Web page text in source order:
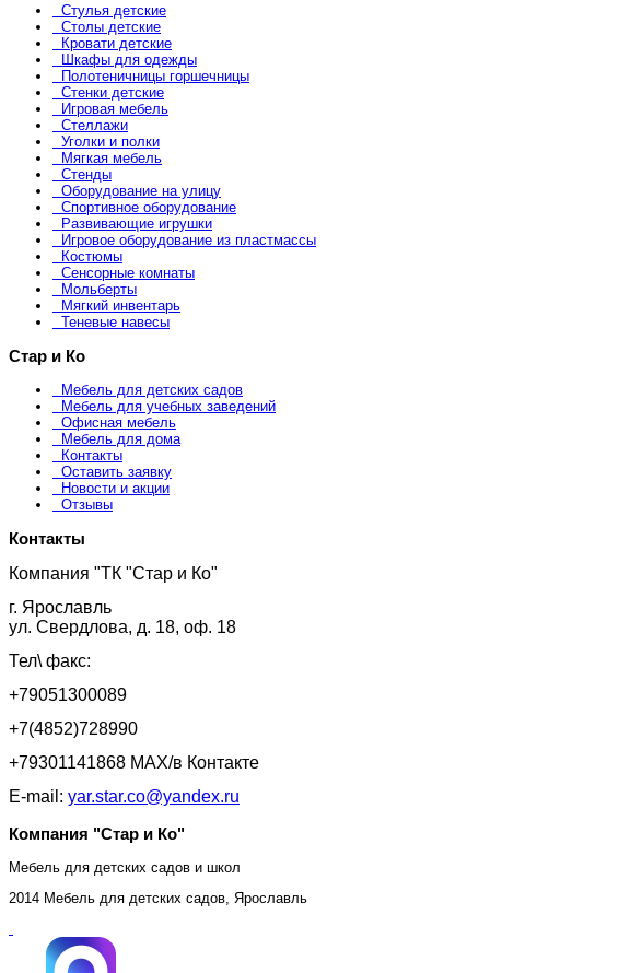
Стулья детские
Столы детские
Кровати детские
Шкафы для одежды
Полотеничницы горшечницы
Стенки детские
Игровая мебель
Стеллажи
Уголки и полки
Мягкая мебель
Стенды
Оборудование на улицу
Спортивное оборудование
Развивающие игрушки
Игровое оборудование из пластмассы
Костюмы
Сенсорные комнаты
Мольберты
Мягкий инвентарь
Теневые навесы
Стар и Ко
Мебель для детских садов
Мебель для учебных заведений
Офисная мебель
Мебель для дома
Контакты
Оставить заявку
Новости и акции
Отзывы
Контакты
Компания "ТК "Стар и Ко"
г. Ярославль
ул. Свердлова, д. 18, оф. 18
Тел\ факс:
+79051300089
+7(4852)728990
+79301141868 MAX/в Контакте
E-mail: yar.star.co@yandex.ru
Компания "Стар и Ко"
Мебель для детских садов и школ
2014 Мебель для детских садов, Ярославль